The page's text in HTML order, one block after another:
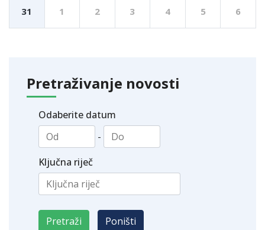
31 1 2 3 4 5 6
Pretraživanje novosti
Odaberite datum
-
Ključna riječ